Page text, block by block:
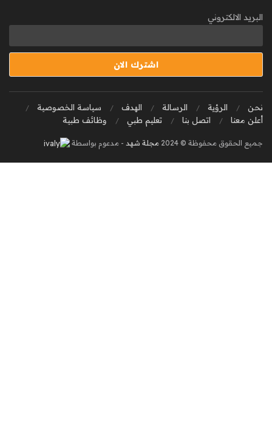
البريد الالكتروني
نحن الرؤية الرسالة الهدف
سياسة الخصوصية
أعلن معنا
اتصل بنا تعليم طبي وظائف طبية
جميع الحقوق محفوظة © 2024 مجلة شهد - مدعوم بواسطة